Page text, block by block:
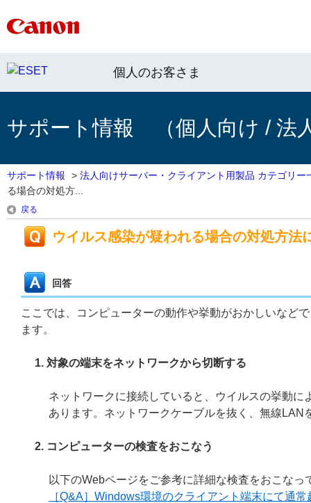
個人のお客さま
サポート情報 （個人向け / 法
サポート情報 > 法人向けサーバー・クライアント用製品 カテゴリー
る場合の対処方...
戻る
ウイルス感染が疑われる場合の対処方法
回答
ここでは、コンピューターの動作や挙動がおかしいなど
ます。
1. 対象の端末をネットワークから切断する
ネットワークに接続していると、ウイルスの挙動
あります。ネットワークケーブルを抜く、無線
2. コンピューターの検査をおこなう
以下のWebページをご参考に詳細な検査をおこなっ
［Q&A］Windows環境のクライアント端末にて通